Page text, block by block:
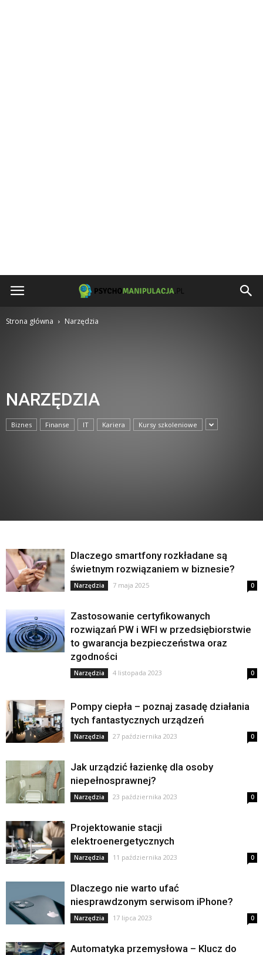
Psychomanipulacja.pl
Strona główna Narzędzia
NARZĘDZIA
Biznes Finanse IT Kariera Kursy szkoleniowe
Dlaczego smartfony rozkładane są
świetnym rozwiązaniem w biznesie?
Narzędzia 7 maja 2025 0
Zastosowanie certyfikowanych
rozwiązań PW i WFI w przedsiębiorstwie
to gwarancja bezpieczeństwa oraz
zgodności
Narzędzia 4 listopada 2023 0
Pompy ciepła – poznaj zasadę działania
tych fantastycznych urządzeń
Narzędzia 27 października 2023 0
Jak urządzić łazienkę dla osoby
niepełnosprawnej?
Narzędzia 23 października 2023 0
Projektowanie stacji
elektroenergetycznych
Narzędzia 11 października 2023 0
Dlaczego nie warto ufać
niesprawdzonym serwisom iPhone?
Narzędzia 17 lipca 2023 0
Automatyka przemysłowa – Klucz do